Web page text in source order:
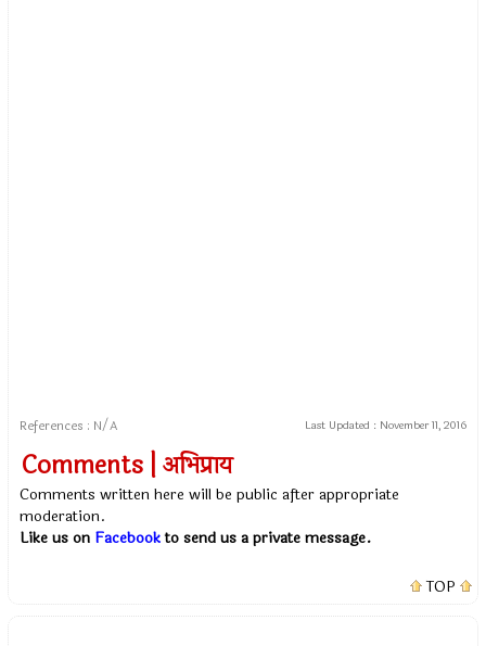
References : N/A Last Updated : November 11, 2016
Comments | अभिप्राय
Comments written here will be public after appropriate
moderation.
Like us on Facebookto send us a private message.
TOP